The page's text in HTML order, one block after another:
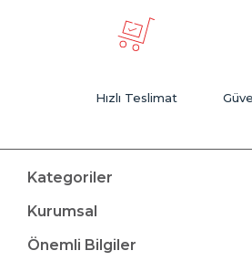
Hızlı Teslimat
Kategoriler
Kurumsal
Önemli Bilgiler